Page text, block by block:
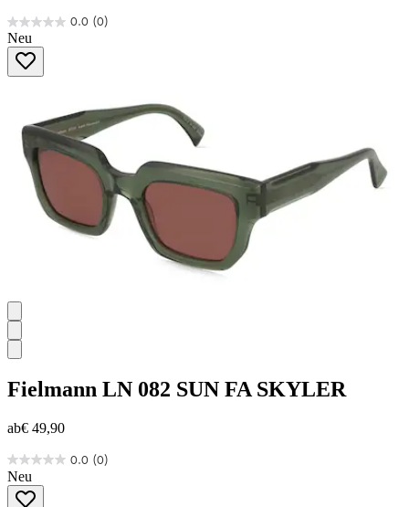
0.0 (0)
0.0
von
Sternen.
Neu
Fielmann LN 082 SUN FA SKYLER
ab€ 49,90
0.0 (0)
0.0
von
Neu